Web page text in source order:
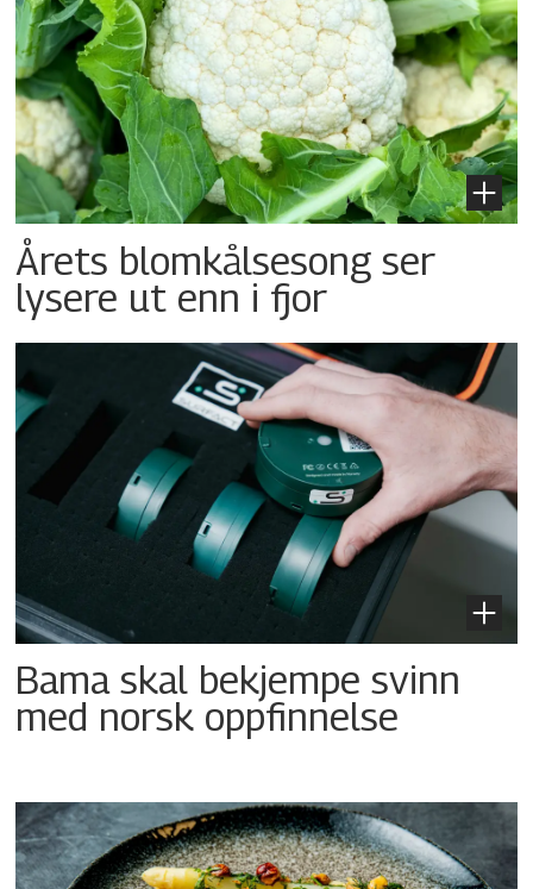
Årets blomkålsesong ser
lysere ut enn i fjor
Bama skal bekjempe svinn
med norsk oppfinnelse